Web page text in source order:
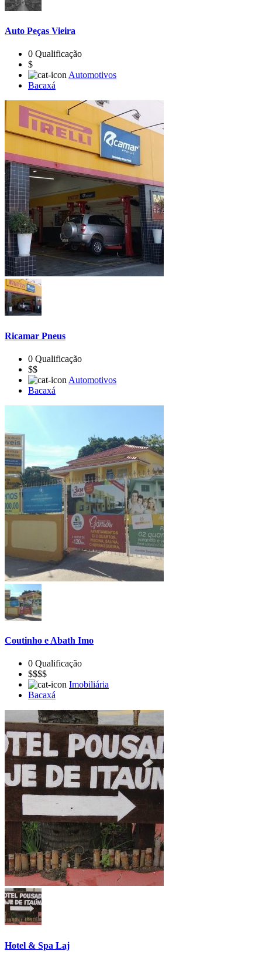
Auto Peças Vieira
0 Qualificação
$
Automotivos
Bacaxá
Ricamar Pneus
0 Qualificação
$$
Automotivos
Bacaxá
Coutinho e Abath Imo
0 Qualificação
$$$$
Imobiliária
Bacaxá
Hotel & Spa Laj